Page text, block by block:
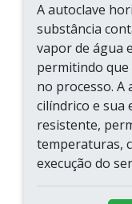
A autoclave
substância
vapor de água
permitindo
no processo.
cilíndrico e sua
resistente,
temperaturas,
execução do